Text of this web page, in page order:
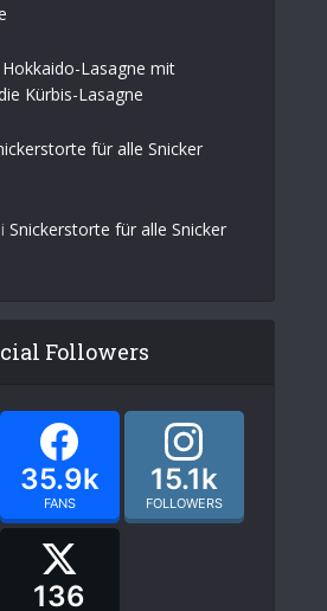
Hokkaido-Lasagne mit
Kürbis-Lasagne
für alle Snicker
Snickerstorte für alle Snicker
Followers
35.9k
FANS
15.1k
FOLLOWERS
136